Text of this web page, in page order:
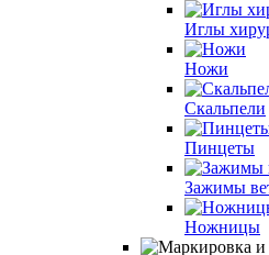
Иглы
Ножи
Скальпели
Пинцеты
Зажимы
Ножницы